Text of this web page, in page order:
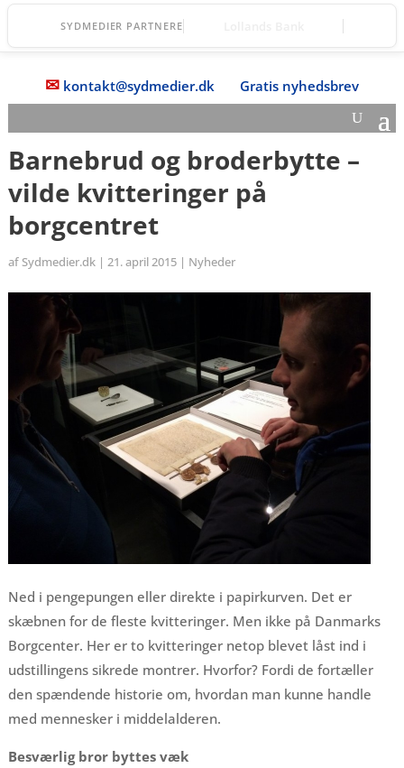
SYDMEDIER PARTNERE
✉ kontakt@sydmedier.dk Gratis nyhedsbrev
Barnebrud og broderbytte –
vilde kvitteringer på
borgcentret
af Sydmedier.dk| 21. april 2015| Nyheder
Ned i pengepungen eller direkte i papirkurven. Det er
skæbnen for de fleste kvitteringer. Men ikke på Danmarks
Borgcenter. Her er to kvitteringer netop blevet låst ind i
udstillingens sikrede montrer. Hvorfor? Fordi de fortæller
den spændende historie om, hvordan man kunne handle
med mennesker i middelalderen.
Besværlig bror byttes væk